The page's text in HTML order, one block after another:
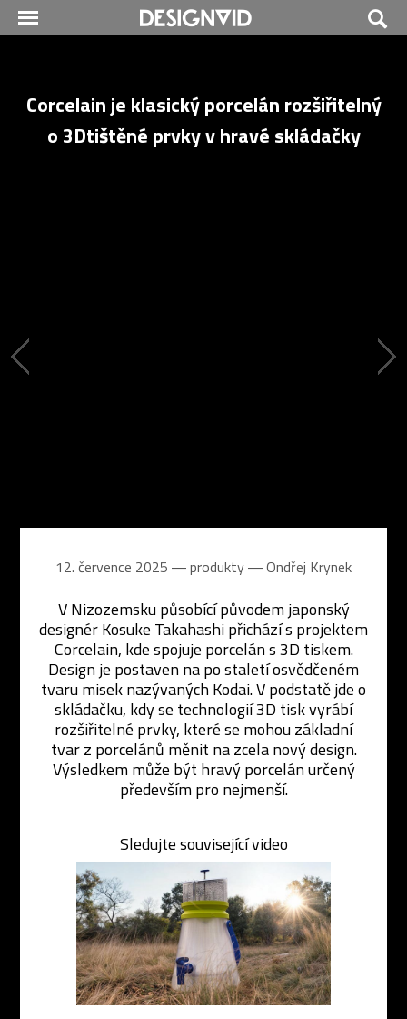
Corcelain je klasický porcelán rozšiřitelný
o 3Dtištěné prvky v hravé skládačky
12. července 2025 ― produkty ―Ondřej Krynek
V Nizozemsku působící původem japonský
designér Kosuke Takahashi přichází s projektem
Corcelain, kde spojuje porcelán s 3D tiskem.
Design je postaven na po staletí osvědčeném
tvaru misek nazývaných Kodai. V podstatě jde o
skládačku, kdy se technologií 3D tisk vyrábí
rozšiřitelné prvky, které se mohou základní
tvar z porcelánů měnit na zcela nový design.
Výsledkem může být hravý porcelán určený
především pro nejmenší.
Sledujte související video